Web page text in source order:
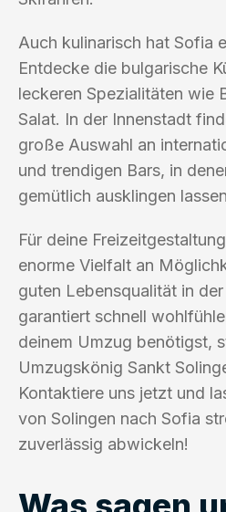
Auch kulinarisch hat Sofia
Entdecke die bulgarische
leckeren Spezialitäten wie
Salat. In der Innenstadt
große Auswahl an
und trendigen Bars, in
gemütlich ausklingen
Für deine
enorme Vielfalt an
guten Lebensqualität in
garantiert schnell
deinem Umzug benötigst,
Umzugskönig Sankt
Kontaktiere uns jetzt und
von Solingen nach Sofia
zuverlässig abwickeln!